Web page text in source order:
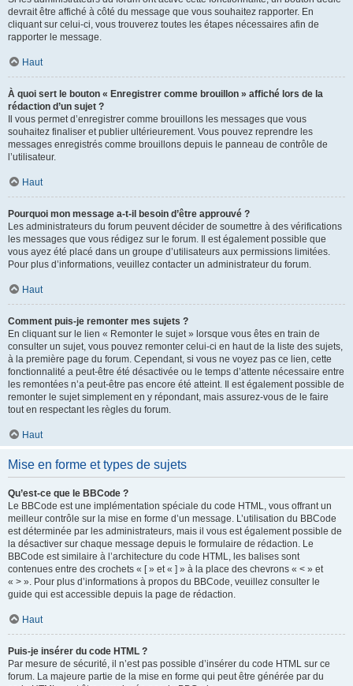
devrait être affiché à côté du message que vous souhaitez rapporter. En
cliquant sur celui-ci, vous trouverez toutes les étapes nécessaires afin de
rapporter le message.
Haut
À quoi sert le bouton « Enregistrer comme brouillon » affiché lors de la
rédaction d’un sujet ?
Il vous permet d’enregistrer comme brouillons les messages que vous
souhaitez finaliser et publier ultérieurement. Vous pouvez reprendre les
messages enregistrés comme brouillons depuis le panneau de contrôle de
l’utilisateur.
Haut
Pourquoi mon message a-t-il besoin d’être approuvé ?
Les administrateurs du forum peuvent décider de soumettre à des vérifications
les messages que vous rédigez sur le forum. Il est également possible que
vous ayez été placé dans un groupe d’utilisateurs aux permissions limitées.
Pour plus d’informations, veuillez contacter un administrateur du forum.
Haut
Comment puis-je remonter mes sujets ?
En cliquant sur le lien « Remonter le sujet » lorsque vous êtes en train de
consulter un sujet, vous pouvez remonter celui-ci en haut de la liste des sujets,
à la première page du forum. Cependant, si vous ne voyez pas ce lien, cette
fonctionnalité a peut-être été désactivée ou le temps d’attente nécessaire entre
les remontées n’a peut-être pas encore été atteint. Il est également possible de
remonter le sujet simplement en y répondant, mais assurez-vous de le faire
tout en respectant les règles du forum.
Haut
Mise en forme et types de sujets
Qu’est-ce que le BBCode ?
Le BBCode est une implémentation spéciale du code HTML, vous offrant un
meilleur contrôle sur la mise en forme d’un message. L’utilisation du BBCode
est déterminée par les administrateurs, mais il vous est également possible de
la désactiver sur chaque message depuis le formulaire de rédaction. Le
BBCode est similaire à l’architecture du code HTML, les balises sont
contenues entre des crochets « [ » et « ] » à la place des chevrons « < » et
« > ». Pour plus d’informations à propos du BBCode, veuillez consulter le
guide qui est accessible depuis la page de rédaction.
Haut
Puis-je insérer du code HTML ?
Par mesure de sécurité, il n’est pas possible d’insérer du code HTML sur ce
forum. La majeure partie de la mise en forme qui peut être générée par du